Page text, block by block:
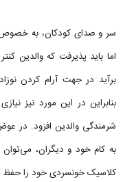
سر و صدای کودکان، به خصوص
اما باید پذیرفت که والدین
برآید در جهت آرام کردن
بنابراین در این مورد نیز
شرمندگی والدین افزود. در
به کام خود و دیگران،
کلاسیک خونسردی خود را حفظ